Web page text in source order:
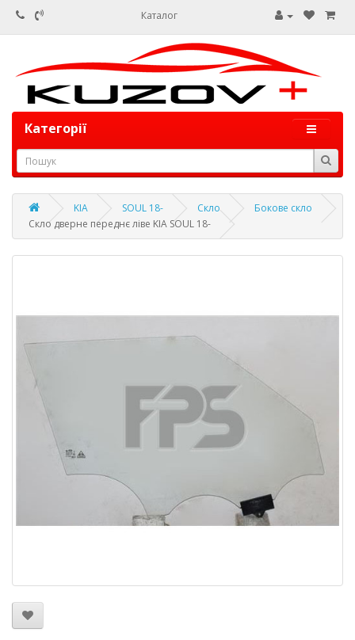
Каталог
Категорії
KIA SOUL 18- Скло
Бокове скло
Скло дверне переднє ліве KIA SOUL 18-